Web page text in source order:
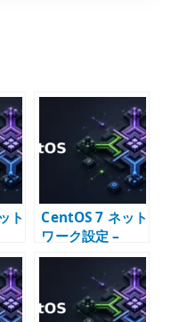
ト
ビ
CentOS 7 ネット
ワーク設定 –
network サービ
スと ifcfg の既存